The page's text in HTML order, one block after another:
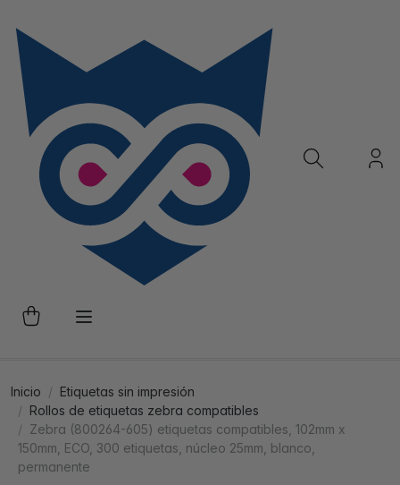
Inicio
Etiquetas sin impresión
Rollos de etiquetas zebra compatibles
Zebra (800264-605) etiquetas compatibles, 102mm x
150mm, ECO, 300 etiquetas, núcleo 25mm, blanco,
permanente